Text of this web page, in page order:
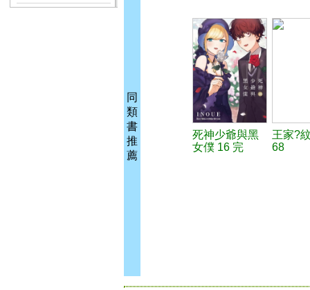
同
類
書
推
薦
死神少爺與黑
女僕 16 完
王家?
68